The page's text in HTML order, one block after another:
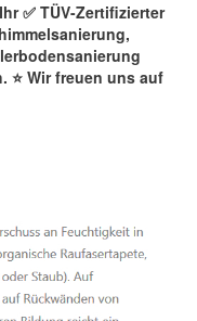
✅ TÜV-Zertifizierter
Wir freuen uns auf